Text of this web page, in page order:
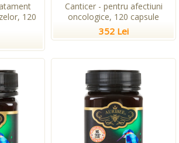
120
Canticer - pentru afectiuni
oncologice, 120 capsule
352 Lei